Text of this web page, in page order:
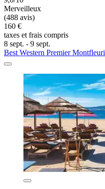
Merveilleux
(488 avis)
160 €
taxes et frais compris
8 sept. - 9 sept.
Best Western Premier Montfleuri